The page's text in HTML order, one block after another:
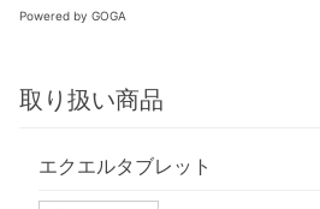
Powered by GOGA
取り扱い商品
エクエルタブレット